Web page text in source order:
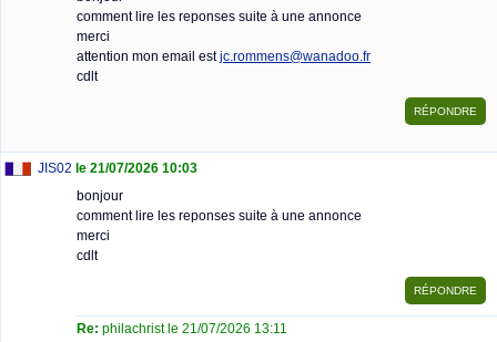
comment lire les reponses suite à une annonce
merci
attention mon email estjc.rommens@wanadoo.fr
cdlt
JIS02 le 21/07/2026 10:03
bonjour
comment lire les reponses suite à une annonce
merci
cdlt
Re: philachrist le 21/07/2026 13:11